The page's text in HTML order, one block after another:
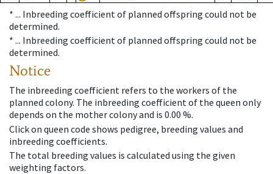
* ... Inbreeding coefficient of planned offspring could not be
determined.
* ... Inbreeding coefficient of planned offspring could not be
determined.
Notice
The inbreeding coefficient refers to the workers of the
planned colony. The inbreeding coefficient of the queen only
depends on the mother colony and is 0.00 %.
Click on queen code shows pedigree, breeding values and
inbreeding coefficients.
The total breeding values is calculated using the given
weighting factors.